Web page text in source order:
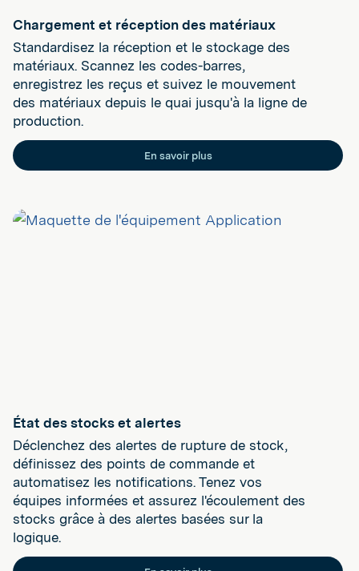
Chargement et réception des matériaux
Standardisez la réception et le stockage des
matériaux. Scannez les codes-barres,
enregistrez les reçus et suivez le mouvement
des matériaux depuis le quai jusqu'à la ligne de
production.
En savoir plus
État des stocks et alertes
Déclenchez des alertes de rupture de stock,
définissez des points de commande et
automatisez les notifications. Tenez vos
équipes informées et assurez l'écoulement des
stocks grâce à des alertes basées sur la
logique.